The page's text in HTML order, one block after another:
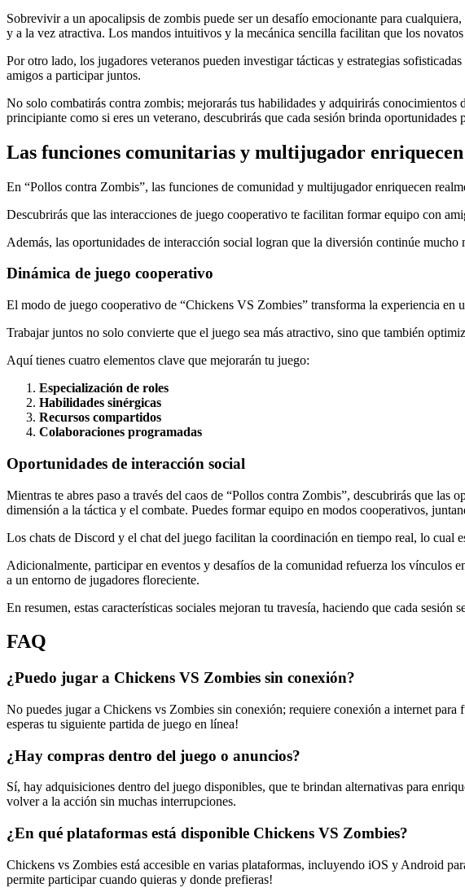
Sobrevivir a un apocalipsis de zombis puede ser un desafío emocionante para
y a la vez atractiva. Los mandos intuitivos y la mecánica sencilla facilitan que los
Por otro lado, los jugadores veteranos pueden investigar tácticas y estrategias
amigos a participar juntos.
No solo combatirás contra zombis; mejorarás tus habilidades y adquirirás conocimientos
principiante como si eres un veterano, descubrirás que cada sesión brinda
Las funciones comunitarias y multijugador
En “Pollos contra Zombis”, las funciones de comunidad y multijugador enriquecen
Descubrirás que las interacciones de juego cooperativo te facilitan formar equipo con
Además, las oportunidades de interacción social logran que la diversión continúe mucho
Dinámica de juego cooperativo
El modo de juego cooperativo de “Chickens VS Zombies” transforma la experiencia en
Trabajar juntos no solo convierte que el juego sea más atractivo, sino que también
Aquí tienes cuatro elementos clave que mejorarán tu juego:
Especialización de roles
Habilidades sinérgicas
Recursos compartidos
Colaboraciones programadas
Oportunidades de interacción social
Mientras te abres paso a través del caos de “Pollos contra Zombis”, descubrirás que
dimensión a la táctica y el combate. Puedes formar equipo en modos cooperativos,
Los chats de Discord y el chat del juego facilitan la coordinación en tiempo real, lo cual
Adicionalmente, participar en eventos y desafíos de la comunidad refuerza los vínculos
a un entorno de jugadores floreciente.
En resumen, estas características sociales mejoran tu travesía, haciendo que cada
FAQ
¿Puedo jugar a Chickens VS Zombies sin conexión?
No puedes jugar a Chickens vs Zombies sin conexión; requiere conexión a internet para
esperas tu siguiente partida de juego en línea!
¿Hay compras dentro del juego o anuncios?
Sí, hay adquisiciones dentro del juego disponibles, que te brindan alternativas para
volver a la acción sin muchas interrupciones.
¿En qué plataformas está disponible Chickens VS Zombies?
Chickens vs Zombies está accesible en varias plataformas, incluyendo iOS y Android
permite participar cuando quieras y donde prefieras!